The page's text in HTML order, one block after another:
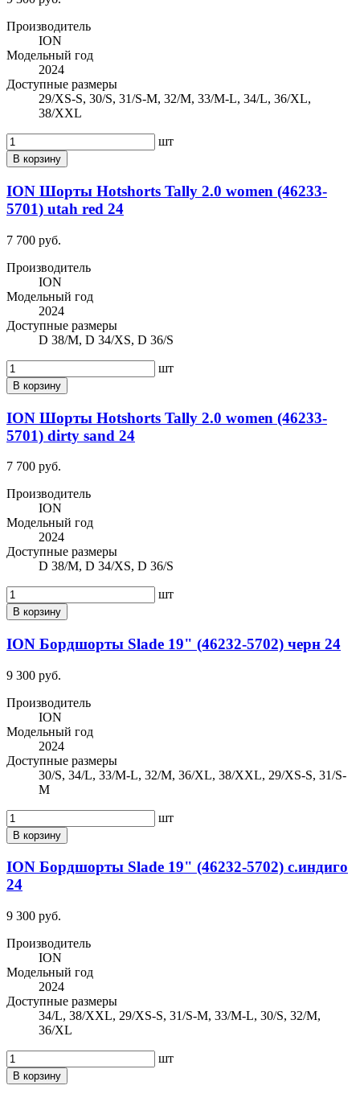
Производитель
ION
Модельный год
2024
Доступные размеры
29/XS-S, 30/S, 31/S-M, 32/M, 33/M-L, 34/L, 36/XL,
38/XXL
шт
В корзину
ION Шорты Hotshorts Tally 2.0 women (46233-
5701) utah red 24
7 700 руб.
Производитель
ION
Модельный год
2024
Доступные размеры
D 38/M, D 34/XS, D 36/S
шт
В корзину
ION Шорты Hotshorts Tally 2.0 women (46233-
5701) dirty sand 24
7 700 руб.
Производитель
ION
Модельный год
2024
Доступные размеры
D 38/M, D 34/XS, D 36/S
шт
В корзину
ION Бордшорты Slade 19" (46232-5702) черн 24
9 300 руб.
Производитель
ION
Модельный год
2024
Доступные размеры
30/S, 34/L, 33/M-L, 32/M, 36/XL, 38/XXL, 29/XS-S, 31/S-
M
шт
В корзину
ION Бордшорты Slade 19" (46232-5702) с.индиго
24
9 300 руб.
Производитель
ION
Модельный год
2024
Доступные размеры
34/L, 38/XXL, 29/XS-S, 31/S-M, 33/M-L, 30/S, 32/M,
36/XL
шт
В корзину